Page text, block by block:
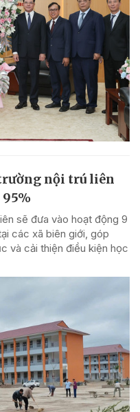
nội trú liên
sẽ đưa vào hoạt động 9
các xã biên giới, góp
và cải thiện điều kiện học